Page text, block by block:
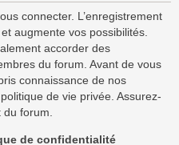
connecter. L’enregistrement
augmente vos possibilités.
accorder des
du forum. Avant de vous
connaissance de nos
de vie privée. Assurez-
forum.
de confidentialité